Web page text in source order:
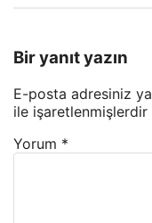
Bir yanıt yazın
E-posta adresiniz
ile işaretlenmişlerdir
Yorum *